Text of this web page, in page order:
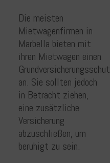
Die meisten
Mietwagenfirmen in
Marbella bieten mit
ihren Mietwagen einen
an. Sie sollten jedoch
in Betracht ziehen,
eine zusätzliche
Versicherung
abzuschließen, um
beruhigt zu sein.